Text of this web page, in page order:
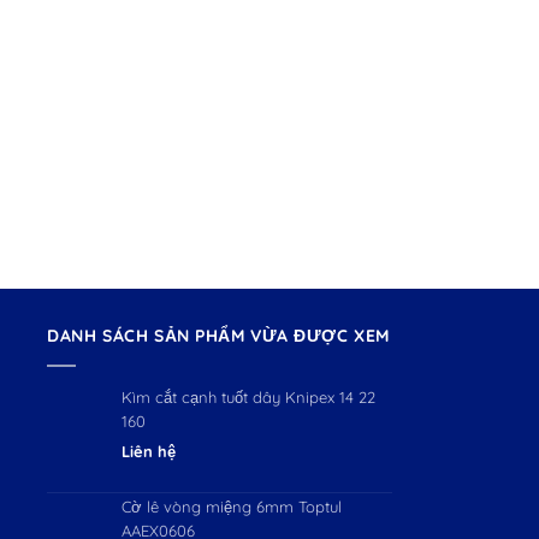
DANH SÁCH SẢN PHẨM VỪA ĐƯỢC XEM
Kìm cắt cạnh tuốt dây Knipex 14 22
160
Liên hệ
Cờ lê vòng miệng 6mm Toptul
AAEX0606